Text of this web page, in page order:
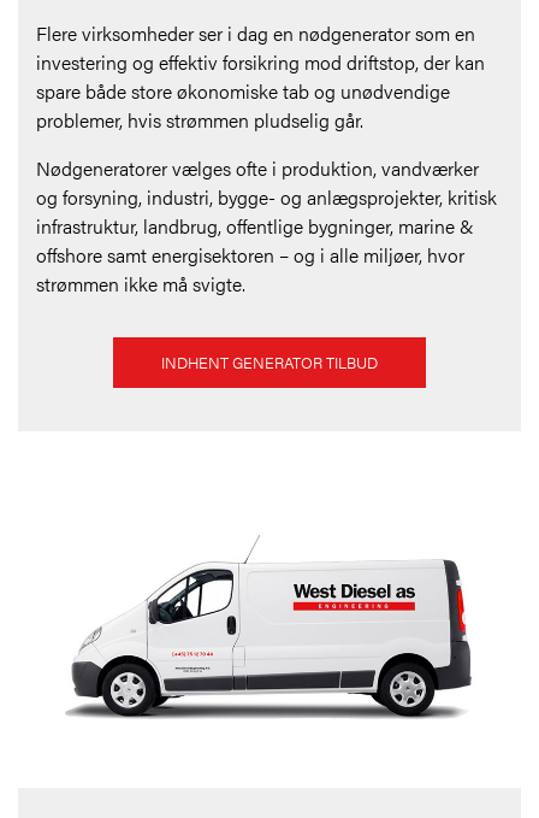
Flere virksomheder ser i dag en nødgenerator som en
investering og effektiv forsikring mod driftstop, der kan
spare både store økonomiske tab og unødvendige
problemer, hvis strømmen pludselig går.
Nødgeneratorer vælges ofte i produktion, vandværker
og forsyning, industri, bygge- og anlægsprojekter, kritisk
infrastruktur, landbrug, offentlige bygninger, marine &
offshore samt energisektoren – og i alle miljøer, hvor
strømmen ikke må svigte.
INDHENT GENERATOR TILBUD